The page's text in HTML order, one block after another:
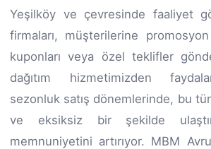
Yeşilköy ve çevresinde faaliyet
firmaları, müşterilerine
kuponları veya özel teklifler
dağıtım hizmetimizden
sezonluk satış dönemlerinde, bu tür
ve eksiksiz bir şekilde
memnuniyetini artırıyor. MBM